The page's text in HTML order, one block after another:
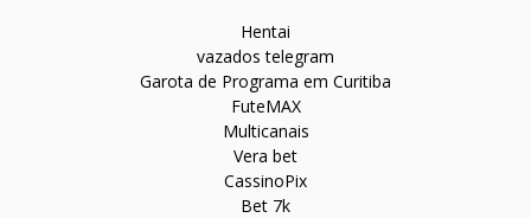
Hentai
vazados telegram
Garota de Programa em Curitiba
FuteMAX
Multicanais
Vera bet
CassinoPix
Bet 7k